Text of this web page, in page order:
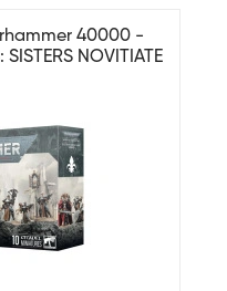
40000 -
SISTERS NOVITIATE